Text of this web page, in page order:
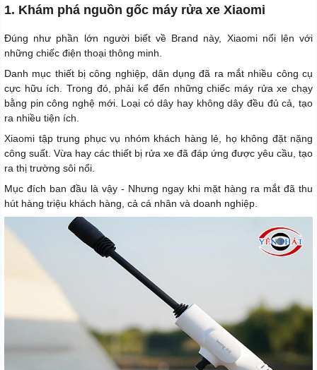
1. Khám phá nguồn gốc máy rửa xe Xiaomi
Đúng như phần lớn người biết về Brand này, Xiaomi nổi lên với
những chiếc điện thoại thông minh.
Danh mục thiết bị công nghiệp, dân dụng đã ra mắt nhiều công cụ
cực hữu ích. Trong đó, phải kể đến những chiếc máy rửa xe chạy
bằng pin công nghệ mới. Loại có dây hay không dây đều đủ cả, tạo
ra nhiều tiện ích.
Xiaomi tập trung phục vụ nhóm khách hàng lẻ, họ không đặt nặng
công suất. Vừa hay các thiết bị rửa xe đã đáp ứng được yêu cầu, tạo
ra thị trường sôi nổi.
Mục đích ban đầu là vậy - Nhưng ngay khi mặt hàng ra mắt đã thu
hút hàng triệu khách hàng, cả cá nhân và doanh nghiệp.